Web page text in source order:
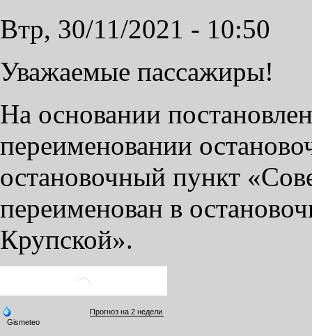
Втр, 30/11/2021 - 10:50
Уважаемые пассажиры!
На основании
переименовании
остановочный пункт
переименован в
Крупской».